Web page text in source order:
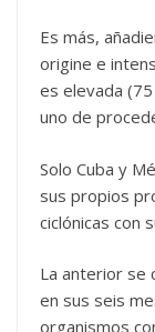
Es más,
origine e
es elevada
uno de
Solo Cuba y
sus propios
ciclónicas con
La anterior se
en sus seis
organismos